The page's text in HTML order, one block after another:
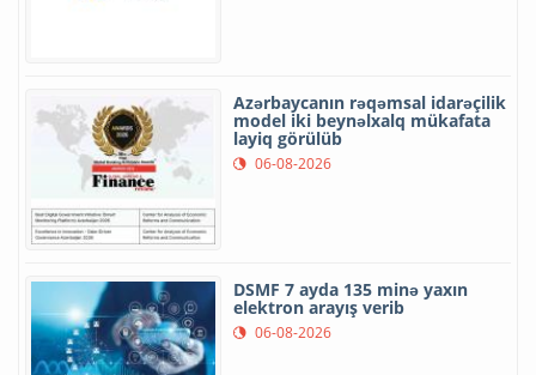
Azərbaycanın rəqəmsal idarəçilik
model iki beynəlxalq mükafata
layiq görülüb
06-08-2026
DSMF 7 ayda 135 minə yaxın
elektron arayış verib
06-08-2026